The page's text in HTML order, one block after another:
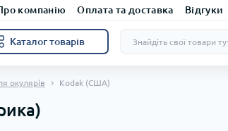
компанію Оплата та доставка Відгуки
Каталог товарів
окулярів Kodak (США)